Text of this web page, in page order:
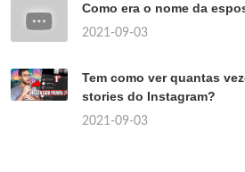
Como era o nome da
2021-09-03
Tem como ver quantas
stories do Instagram?
2021-09-03